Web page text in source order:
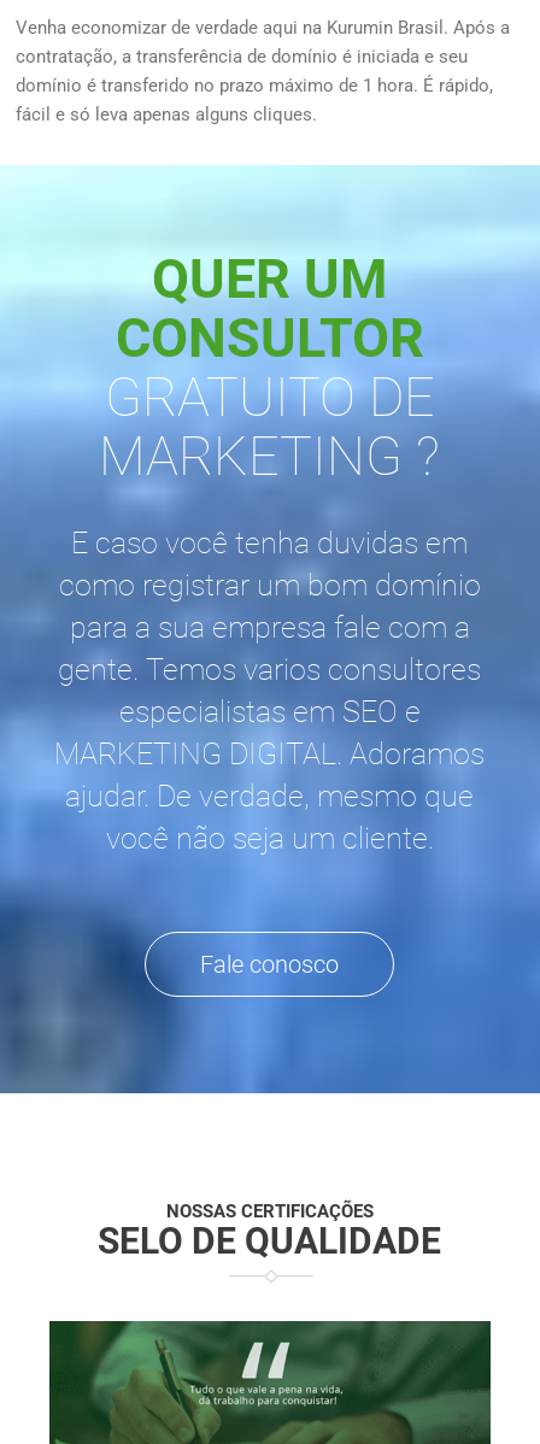
Venha economizar de verdade aqui na Kurumin Brasil. Após a
contratação, a transferência de domínio é iniciada e seu
domínio é transferido no prazo máximo de 1 hora. É rápido,
fácil e só leva apenas alguns cliques.
QUER UM
CONSULTOR
GRATUITO DE
MARKETING ?
E caso você tenha duvidas em
como registrar um bom domínio
para a sua empresa fale com a
gente. Temos varios consultores
especialistas em SEO e
MARKETING DIGITAL. Adoramos
ajudar. De verdade, mesmo que
você não seja um cliente.
Fale conosco
NOSSAS CERTIFICAÇÕES
SELO DE QUALIDADE